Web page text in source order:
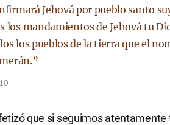
Jehová por pueblo santo
los mandamientos de Jehová tu
los pueblos de la tierra que el
que si seguimos